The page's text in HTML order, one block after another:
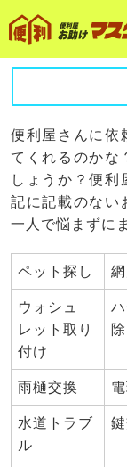
便利屋さんに依
てくれるのかな
しょうか？便利
記に記載のない
一人で悩まずに
ペット探し
ウォシュ
レット取り
付け
除
雨樋交換
水道トラブ
ル